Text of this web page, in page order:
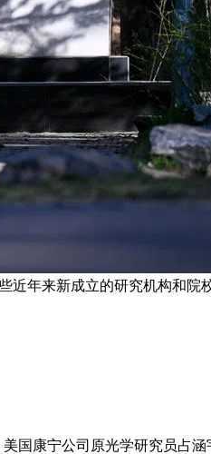
年来新成立的研究机构和院
国康宁公司原光学研究员占